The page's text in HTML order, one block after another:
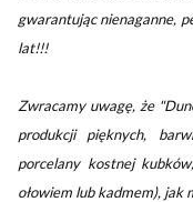
gwarantując nienaganne,
lat!!!
Zwracamy uwagę, że
produkcji pięknych,
porcelany kostnej
ołowiem lub kadmem), jak